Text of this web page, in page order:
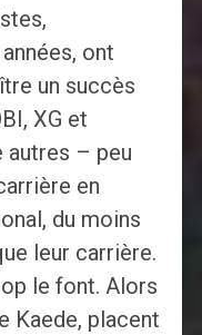
ont
un succès
XG et
autres – peu
en
du moins
leur carrière.
le font. Alors
Kaede, placent